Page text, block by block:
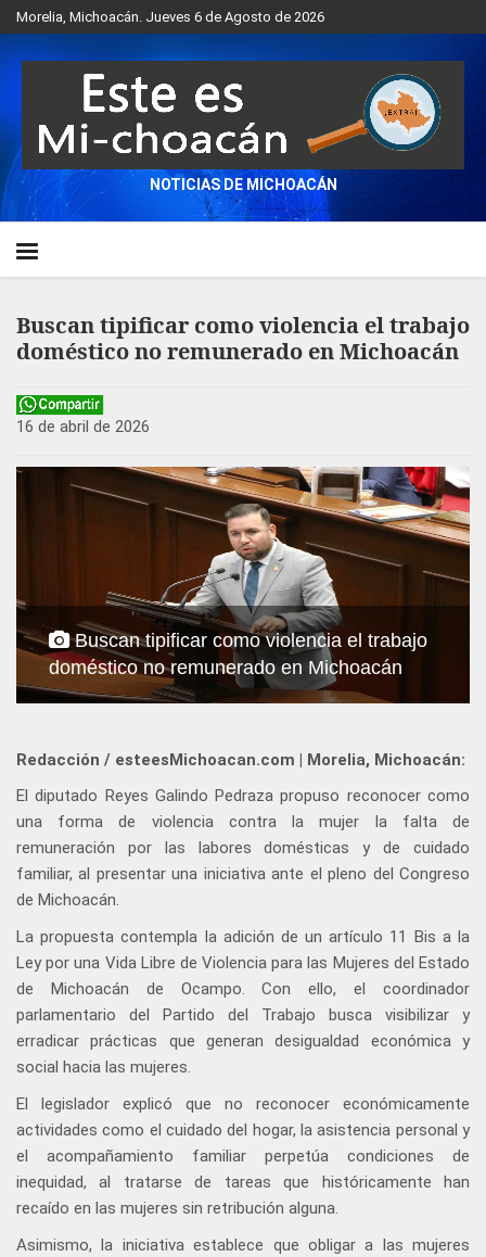
Morelia, Michoacán. Jueves 6 de Agosto de 2026
NOTICIAS DE MICHOACÁN
Buscan tipificar como violencia el trabajo
doméstico no remunerado en Michoacán
16 de abril de 2026
Buscan tipificar como violencia el trabajo
doméstico no remunerado en Michoacán
Redacción / esteesMichoacan.com | Morelia, Michoacán:
El diputado Reyes Galindo Pedraza propuso reconocer como
una forma de violencia contra la mujer la falta de
remuneración por las labores domésticas y de cuidado
familiar, al presentar una iniciativa ante el pleno del Congreso
de Michoacán.
La propuesta contempla la adición de un artículo 11 Bis a la
Ley por una Vida Libre de Violencia para las Mujeres del Estado
de Michoacán de Ocampo. Con ello, el coordinador
parlamentario del Partido del Trabajo busca visibilizar y
erradicar prácticas que generan desigualdad económica y
social hacia las mujeres.
El legislador explicó que no reconocer económicamente
actividades como el cuidado del hogar, la asistencia personal y
el acompañamiento familiar perpetúa condiciones de
inequidad, al tratarse de tareas que históricamente han
recaído en las mujeres sin retribución alguna.
Asimismo, la iniciativa establece que obligar a las mujeres